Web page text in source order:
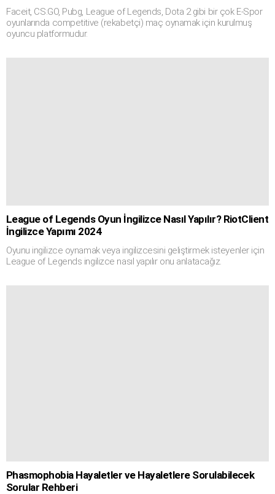
Faceit, CS:GO, Pubg, League of Legends, Dota 2 gibi bir çok E-Spor
oyunlarında competitive (rekabetçi) maç oynamak için kurulmuş
oyuncu platformudur.
League of Legends Oyun İngilizce Nasıl Yapılır? RiotClient
İngilizce Yapımı 2024
Oyunu ingilizce oynamak veya ingilizcesini geliştirmek isteyenler için
League of Legends ingilizce nasıl yapılır onu anlatacağız.
Phasmophobia Hayaletler ve Hayaletlere Sorulabilecek
Sorular Rehberi